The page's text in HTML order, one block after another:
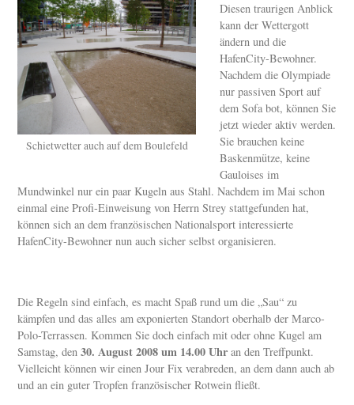
Schietwetter auch auf dem Boulefeld
Diesen traurigen Anblick
kann der Wettergott
ändern und die
HafenCity-Bewohner.
Nachdem die Olympiade
nur passiven Sport auf
dem Sofa bot, können Sie
jetzt wieder aktiv werden.
Sie brauchen keine
Baskenmütze, keine
Gauloises im
Mundwinkel nur ein paar Kugeln aus Stahl. Nachdem im Mai schon
einmal eine Profi-Einweisung von Herrn Strey stattgefunden hat,
können sich an dem französischen Nationalsport interessierte
HafenCity-Bewohner nun auch sicher selbst organisieren.
Die Regeln sind einfach, es macht Spaß rund um die „Sau“ zu
kämpfen und das alles am exponierten Standort oberhalb der Marco-
Polo-Terrassen. Kommen Sie doch einfach mit oder ohne Kugel am
Samstag, den30. August 2008 um 14.00 Uhr an den Treffpunkt.
Vielleicht können wir einen Jour Fix verabreden, an dem dann auch ab
und an ein guter Tropfen französischer Rotwein fließt.